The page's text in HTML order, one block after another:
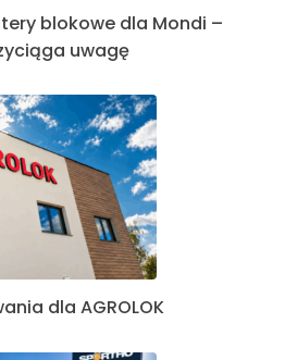
blokowe dla Mondi –
uwagę
dla AGROLOK